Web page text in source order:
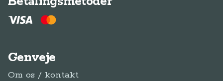
Genveje
Om os / kontakt